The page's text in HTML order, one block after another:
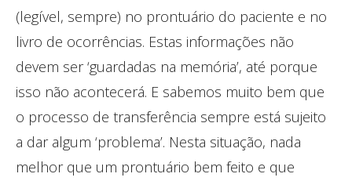
(legível, sempre) no prontuário do paciente e no
livro de ocorrências. Estas informações não
devem ser ‘guardadas na memória’, até porque
isso não acontecerá. E sabemos muito bem que
o processo de transferência sempre está sujeito
a dar algum ‘problema’. Nesta situação, nada
melhor que um prontuário bem feito e que